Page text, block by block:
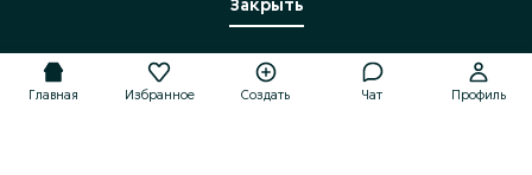
Главная Избранное Создать Чат Профиль
Закрыть